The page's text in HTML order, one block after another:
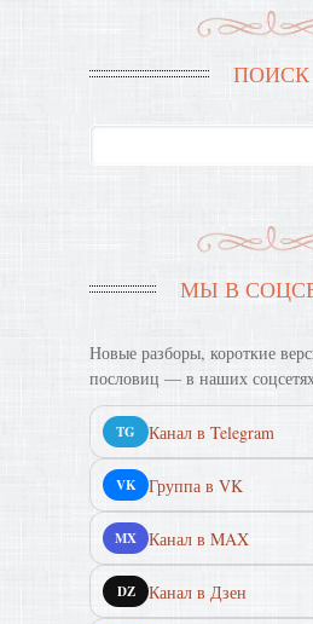
ПОИСК
МЫ В
Новые разборы, короткие
пословиц — в наших
TG Канал в Telegram
VK Группа в VK
MX Канал в MAX
DZ Канал в Дзен